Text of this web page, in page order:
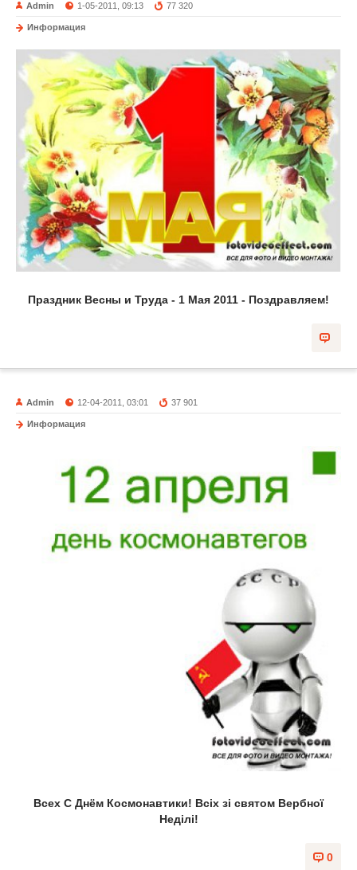
Admin 1-05-2011, 09:13 77 320
Информация
Праздник Весны и Труда - 1 Мая 2011 - Поздравляем!
Admin 12-04-2011, 03:01 37 901
Информация
Всех С Днём Космонавтики! Всіх зі святом Вербної
Неділі!
0